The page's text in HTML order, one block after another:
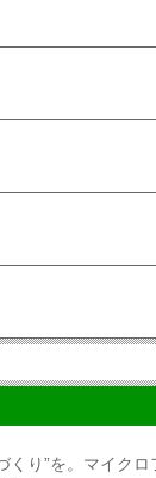
くり”を。マイクロ